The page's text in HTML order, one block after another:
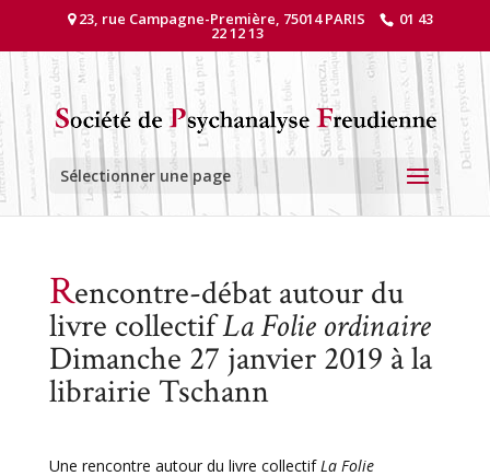
23, rue Campagne-Première, 75014 PARIS 01 43
22 12 13
Sélectionner une page
Rencontre-débat autour du
livre collectifLa Folie ordinaire
Dimanche 27 janvier 2019 à la
librairie Tschann
Une rencontre autour du livre collectifLa Folie